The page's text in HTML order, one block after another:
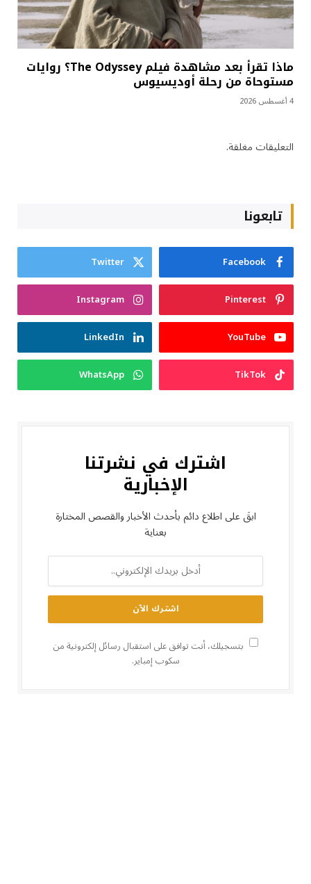
ماذا تقرأ بعد مشاهدة فيلم The Odyssey؟ روايات
مستوحاة من رحلة أوديسيوس
4 أغسطس 2026
التعليقات مغلقة.
تابعونا
Facebook
Twitter
Pinterest
Instagram
YouTube
LinkedIn
TikTok
WhatsApp
اشترك في نشرتنا
الإخبارية
ابقَ على اطلاع دائم بأحدث الأخبار والقصص المختارة
بعناية
بتسجيلك، أنت توافق على استقبال رسائل إلكترونية من
سكوب إمباير.